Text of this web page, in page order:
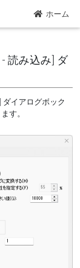
ホーム
読み込み] ダ
ダイアログボック
す。